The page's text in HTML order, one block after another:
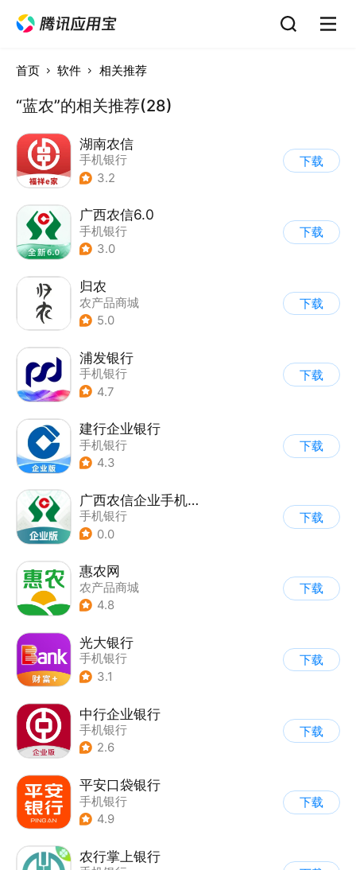
首页 软件 相关推荐
“蓝农”的相关推荐(28)
湖南农信
手机银行
3.2
下载
广西农信6.0
手机银行
3.0
下载
归农
农产品商城
5.0
下载
浦发银行
手机银行
4.7
下载
建行企业银行
手机银行
4.3
下载
广西农信企业手机银行
手机银行
0.0
下载
惠农网
农产品商城
4.8
下载
光大银行
手机银行
3.1
下载
中行企业银行
手机银行
2.6
下载
平安口袋银行
手机银行
4.9
下载
农行掌上银行